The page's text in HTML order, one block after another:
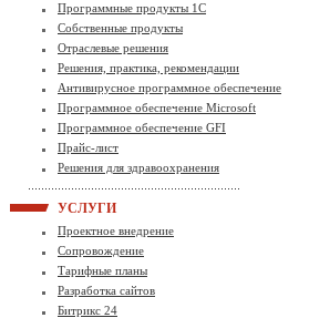
Программные продукты 1С
Собственные продукты
Отраслевые решения
Решения, практика, рекомендации
Антивирусное программное обеспечение
Программное обеспечение Microsoft
Программное обеспечение GFI
Прайс-лист
Решения для здравоохранения
УСЛУГИ
Проектное внедрение
Сопровождение
Тарифные планы
Разработка сайтов
Битрикс 24